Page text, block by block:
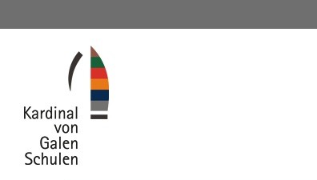
Inhalt